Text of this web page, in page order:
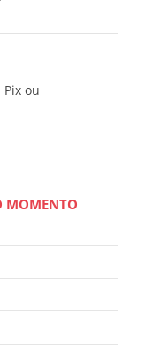
Pix ou
MOMENTO